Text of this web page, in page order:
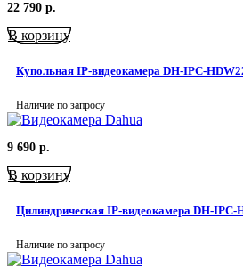
22 790 р.
В корзину
Купольная IP-видеокамера DH-IPC-
Наличие по запросу
9 690 р.
В корзину
Цилиндрическая IP-видеокамера DH-IPC-
Наличие по запросу